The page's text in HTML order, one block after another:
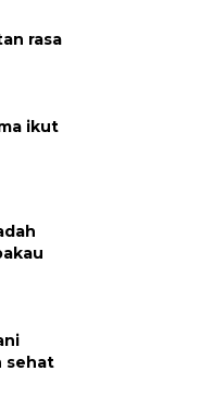
rasa
ikut
sehat